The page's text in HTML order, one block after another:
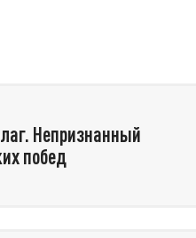
Непризнанный
побед